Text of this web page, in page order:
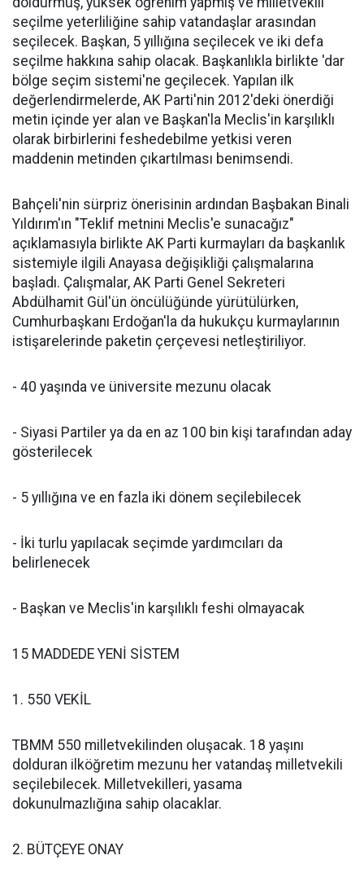
seçilme yeterliliğine sahip vatandaşlar arasından
seçilecek. Başkan, 5 yıllığına seçilecek ve iki defa
seçilme hakkına sahip olacak. Başkanlıkla birlikte 'dar
bölge seçim sistemi'ne geçilecek. Yapılan ilk
değerlendirmelerde, AK Parti'nin 2012'deki önerdiği
metin içinde yer alan ve Başkan'la Meclis'in karşılıklı
olarak birbirlerini feshedebilme yetkisi veren
maddenin metinden çıkartılması benimsendi.
Bahçeli'nin sürpriz önerisinin ardından Başbakan Binali
Yıldırım'ın "Teklif metnini Meclis'e sunacağız"
açıklamasıyla birlikte AK Parti kurmayları da başkanlık
sistemiyle ilgili Anayasa değişikliği çalışmalarına
başladı. Çalışmalar, AK Parti Genel Sekreteri
Abdülhamit Gül'ün öncülüğünde yürütülürken,
Cumhurbaşkanı Erdoğan'la da hukukçu kurmaylarının
istişarelerinde paketin çerçevesi netleştiriliyor.
- 40 yaşında ve üniversite mezunu olacak
- Siyasi Partiler ya da en az 100 bin kişi tarafından aday
gösterilecek
- 5 yıllığına ve en fazla iki dönem seçilebilecek
- İki turlu yapılacak seçimde yardımcıları da
belirlenecek
- Başkan ve Meclis'in karşılıklı feshi olmayacak
15 MADDEDE YENİ SİSTEM
1. 550 VEKİL
TBMM 550 milletvekilinden oluşacak. 18 yaşını
dolduran ilköğretim mezunu her vatandaş milletvekili
seçilebilecek. Milletvekilleri, yasama
dokunulmazlığına sahip olacaklar.
2. BÜTÇEYE ONAY